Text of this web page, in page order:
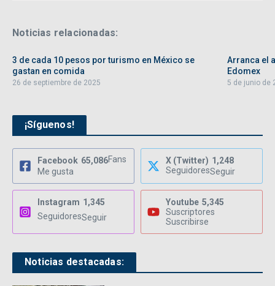
Noticias relacionadas:
3 de cada 10 pesos por turismo en México se
gastan en comida
26 de septiembre de 2025
Arranca el
Edomex
5 de junio de
¡Síguenos!
Facebook 65,086Fans
Me gusta
X (Twitter) 1,248
SeguidoresSeguir
Instagram 1,345
SeguidoresSeguir
Youtube 5,345
Suscriptores
Suscribirse
Noticias destacadas: